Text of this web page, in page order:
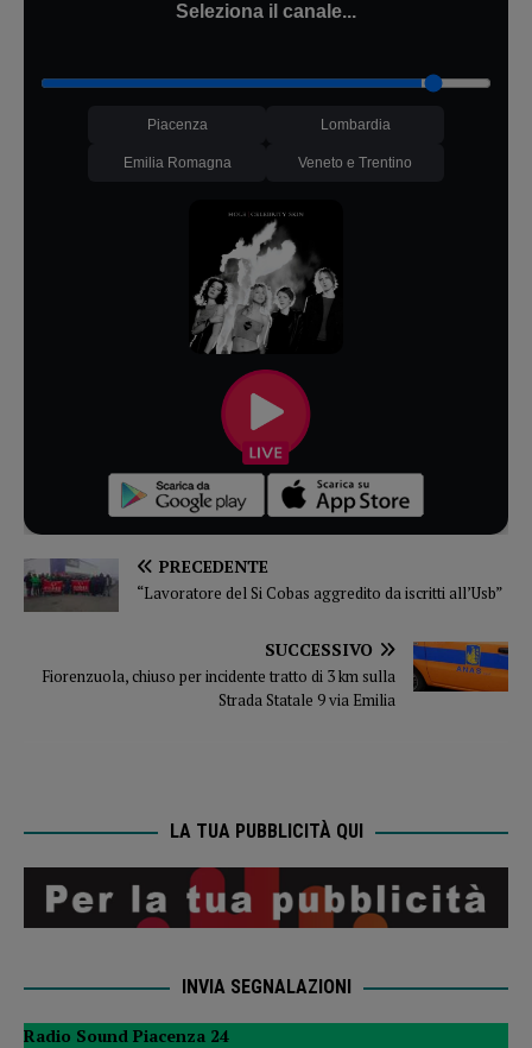
Seleziona il canale...
Piacenza Lombardia
Emilia Romagna Veneto e Trentino
PRECEDENTE
“Lavoratore del Si Cobas aggredito da iscritti all’Usb”
SUCCESSIVO
Fiorenzuola, chiuso per incidente tratto di 3 km sulla
Strada Statale 9 via Emilia
LA TUA PUBBLICITÀ QUI
INVIA SEGNALAZIONI
Radio Sound Piacenza 24